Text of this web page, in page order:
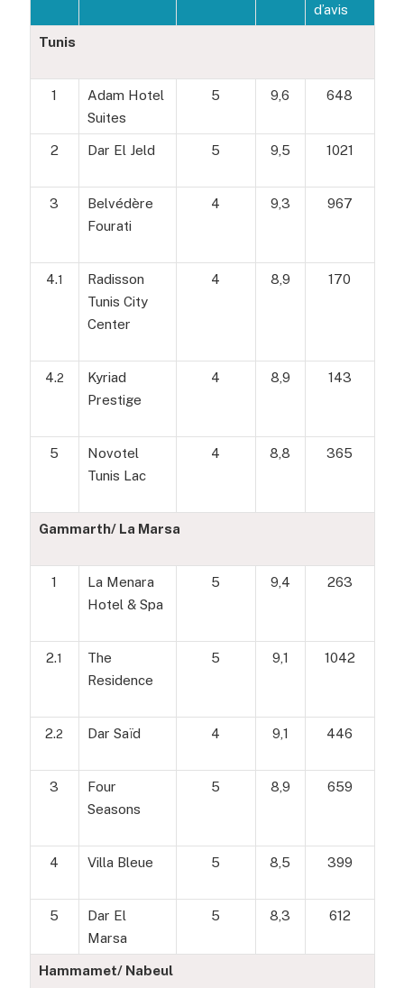
d’avis
Tunis
1
Adam Hotel
Suites
5 9,6 648
2 Dar El Jeld 5 9,5 1021
3
Belvédère
Fourati
4 9,3 967
4.1
Radisson
Tunis City
Center
4 8,9 170
4.2
Kyriad
Prestige
4 8,9 143
5
Novotel
Tunis Lac
4 8,8 365
Gammarth/ La Marsa
1
La Menara
Hotel & Spa
5 9,4 263
2.1
The
Residence
5 9,1 1042
2.2 Dar Saïd 4 9,1 446
3
Four
Seasons
5 8,9 659
4 Villa Bleue 5 8,5 399
5
Dar El
Marsa
5 8,3 612
Hammamet/ Nabeul